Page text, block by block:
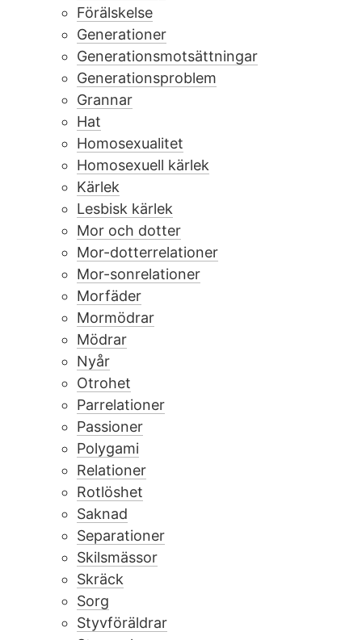
Förälskelse
Generationer
Generationsmotsättningar
Generationsproblem
Grannar
Hat
Homosexualitet
Homosexuell kärlek
Kärlek
Lesbisk kärlek
Mor och dotter
Mor-dotterrelationer
Mor-sonrelationer
Morfäder
Mormödrar
Mödrar
Nyår
Otrohet
Parrelationer
Passioner
Polygami
Relationer
Rotlöshet
Saknad
Separationer
Skilsmässor
Skräck
Sorg
Styvföräldrar